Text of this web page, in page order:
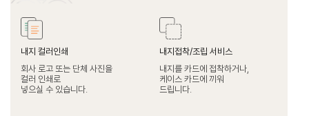
내지 컬러인쇄
회사 로고 또는 단체 사진을
컬러 인쇄로
넣으실 수 있습니다.
내지접착/조립 서비스
내지를 카드에 접착하거나,
케이스 카드에 끼워
드립니다.